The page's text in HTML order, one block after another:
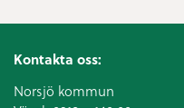
Kontakta oss:
Norsjö kommun